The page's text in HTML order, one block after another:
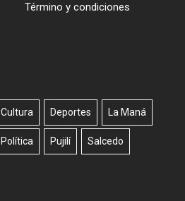
Término y condiciones
Cultura Deportes La Maná
Política Pujilí Salcedo